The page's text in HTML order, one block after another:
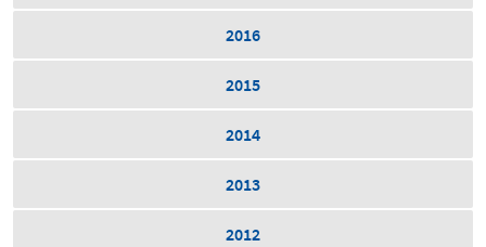
2016
2015
2014
2013
2012